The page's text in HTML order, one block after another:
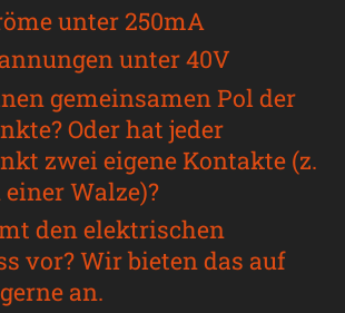
unter 250mA
unter 40V
gemeinsamen Pol der
Oder hat jeder
zwei eigene Kontakte (z.
einer Walze)?
den elektrischen
vor? Wir bieten das auf
an.